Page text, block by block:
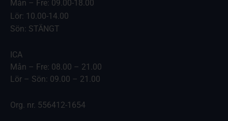
Mån – Fre: 09.00-18.00
Lör: 10.00-14.00
Sön: STÄNGT
ICA
Mån – Fre: 08.00 – 21.00
Lör – Sön: 09.00 – 21.00
Org. nr. 556412-1654